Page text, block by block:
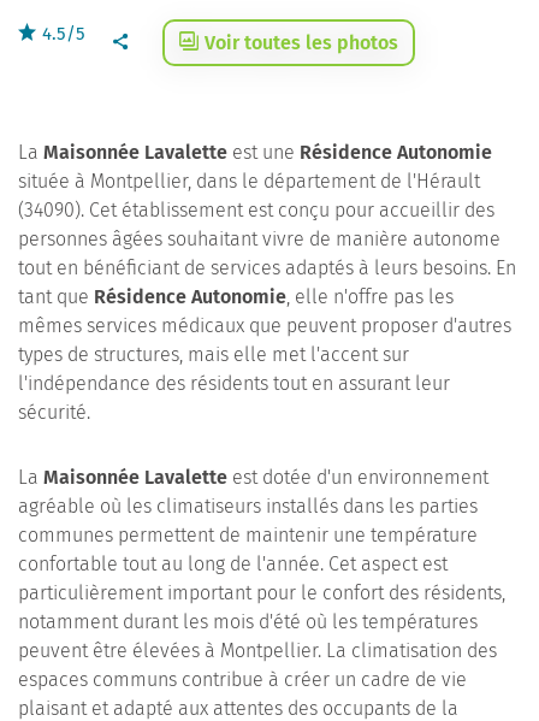
4.5/5 Voir toutes les photos
La Maisonnée Lavalette est une Résidence Autonomie
située à Montpellier, dans le département de l'Hérault
(34090). Cet établissement est conçu pour accueillir des
personnes âgées souhaitant vivre de manière autonome
tout en bénéficiant de services adaptés à leurs besoins. En
tant que Résidence Autonomie, elle n'offre pas les
mêmes services médicaux que peuvent proposer d'autres
types de structures, mais elle met l'accent sur
l'indépendance des résidents tout en assurant leur
sécurité.
La Maisonnée Lavalette est dotée d'un environnement
agréable où les climatiseurs installés dans les parties
communes permettent de maintenir une température
confortable tout au long de l'année. Cet aspect est
particulièrement important pour le confort des résidents,
notamment durant les mois d'été où les températures
peuvent être élevées à Montpellier. La climatisation des
espaces communs contribue à créer un cadre de vie
plaisant et adapté aux attentes des occupants de la